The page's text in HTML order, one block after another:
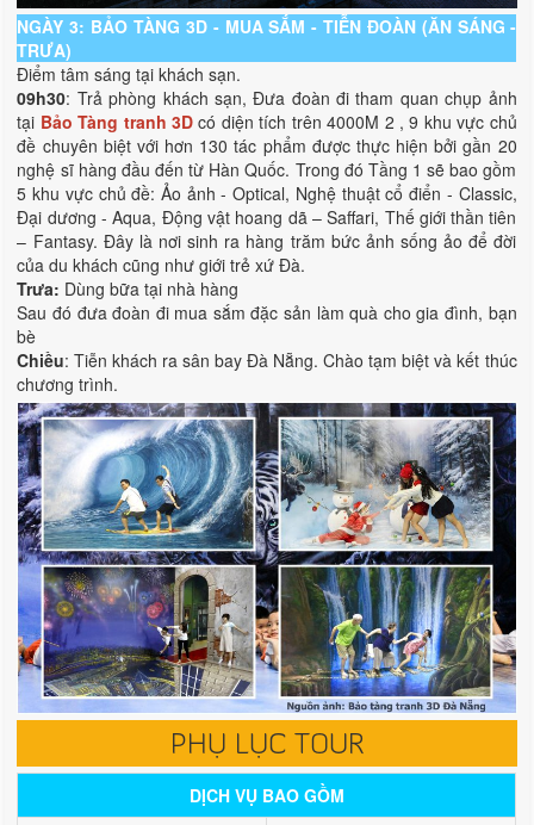
NGÀY 3: BẢO TÀNG 3D - MUA SẮM - TIỄN ĐOÀN (ĂN SÁNG -
TRƯA)
Điểm tâm sáng tại khách sạn.
09h30: Trả phòng khách sạn, Đưa đoàn đi tham quan chụp ảnh
tại Bảo Tàng tranh 3D có diện tích trên 4000M 2 , 9 khu vực chủ
đề chuyên biệt với hơn 130 tác phẩm được thực hiện bởi gần 20
nghệ sĩ hàng đầu đến từ Hàn Quốc. Trong đó Tầng 1 sẽ bao gồm
5 khu vực chủ đề: Ảo ảnh - Optical, Nghệ thuật cổ điển - Classic,
Đại dương - Aqua, Động vật hoang dã – Saffari, Thế giới thần tiên
– Fantasy. Đây là nơi sinh ra hàng trăm bức ảnh sống ảo để đời
của du khách cũng như giới trẻ xứ Đà.
Trưa: Dùng bữa tại nhà hàng
Sau đó đưa đoàn đi mua sắm đặc sản làm quà cho gia đình, bạn
bè
Chiều: Tiễn khách ra sân bay Đà Nẵng. Chào tạm biệt và kết thúc
chương trình.
PHỤ LỤC TOUR
DỊCH VỤ BAO GỒM